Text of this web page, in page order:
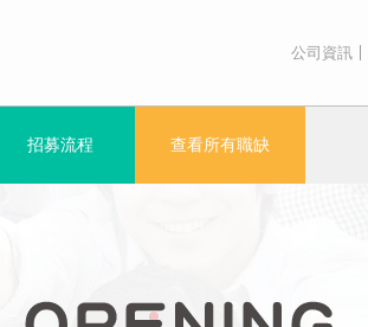
公司資訊
招募流程 查看所有職缺